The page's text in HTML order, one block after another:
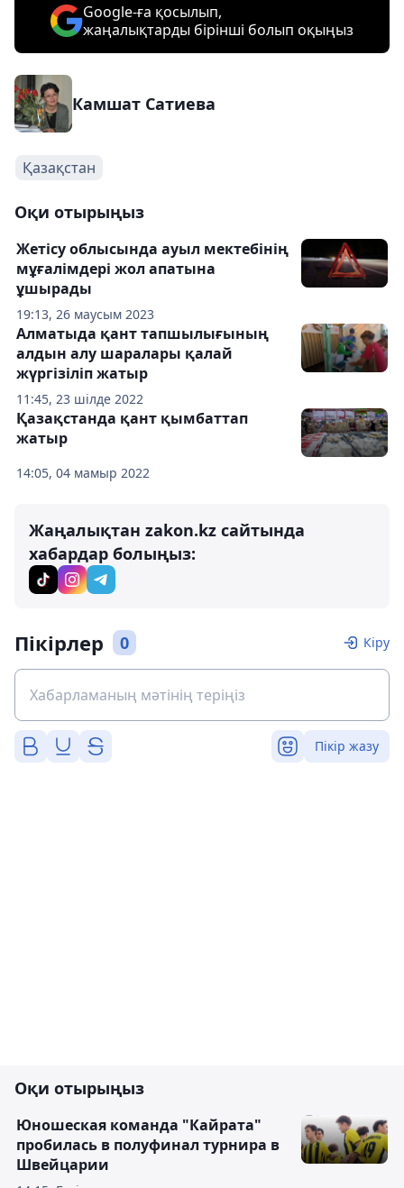
Google-ға қосылып,
жаңалықтарды бірінші болып оқыңыз
Камшат Сатиева
Қазақстан
Оқи отырыңыз
19:13, 26 маусым 2023
Жетісу облысында ауыл мектебінің
мұғалімдері жол апатына
ұшырады
11:45, 23 шілде 2022
Алматыда қант тапшылығының
алдын алу шаралары қалай
жүргізіліп жатыр
14:05, 04 мамыр 2022
Қазақстанда қант қымбаттап
жатыр
Жаңалықтан zakon.kz сайтында
хабардар болыңыз:
Пікірлер 0 Кіру
Пікір жазу
Оқи отырыңыз
Юношеская команда "Кайрата"
пробилась в полуфинал турнира в
Швейцарии